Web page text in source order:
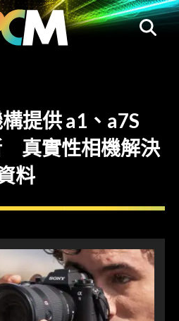
提供 a1、a7S
真實性相機解決
料